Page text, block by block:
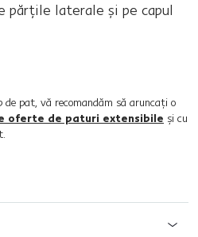
părţile laterale şi pe capul
pat, vă recomandăm să aruncaţi o
oferte de paturi extensibile şi cu